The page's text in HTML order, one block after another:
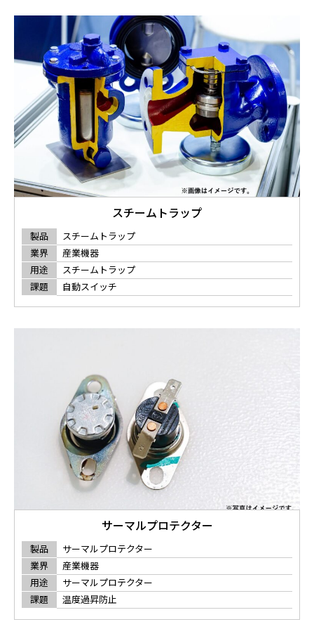
スチームトラップ
製品
スチームトラップ
業界
産業機器
用途
スチームトラップ
課題
自動スイッチ
サーマルプロテクター
製品
サーマルプロテクター
業界
産業機器
用途
サーマルプロテクター
課題
温度過昇防止